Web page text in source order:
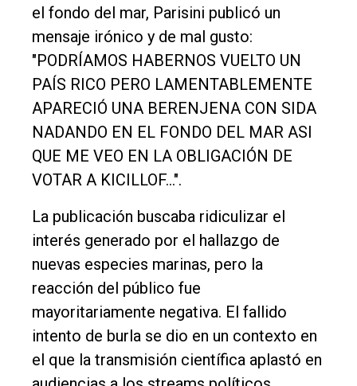
el fondo del mar, Parisini publicó un
mensaje irónico y de mal gusto:
"PODRÍAMOS HABERNOS VUELTO UN
PAÍS RICO PERO LAMENTABLEMENTE
APARECIÓ UNA BERENJENA CON SIDA
NADANDO EN EL FONDO DEL MAR ASI
QUE ME VEO EN LA OBLIGACIÓN DE
VOTAR A KICILLOF...".
La publicación buscaba ridiculizar el
interés generado por el hallazgo de
nuevas especies marinas, pero la
reacción del público fue
mayoritariamente negativa. El fallido
intento de burla se dio en un contexto en
el que la transmisión científica aplastó en